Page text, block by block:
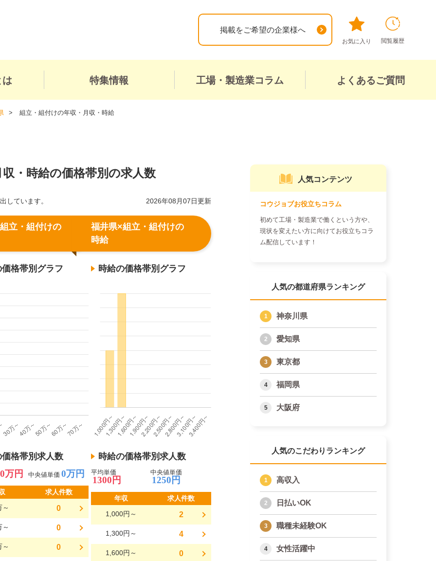
掲載をご希望の企業様へ
お気に入り 閲覧履歴
は 特集情報 工場・製造業コラム よくあるご質問
組立・組付けの年収・月収・時給
・時給の価格帯別の求人数
2026年08月07日更新
しています。
立・組付けの
格帯別グラフ
格帯別求人数
0万円 中央値単価 0万円
求人件数
～
0
～ 0
～ 0
福井県×組立・組付けの
時給
時給の価格帯別グラフ
時給の価格帯別求人数
平均単価
1300円
中央値単価
1250円
年収
求人件数
1,000円～
2
1,300円～ 4
1,600円～ 0
人気コンテンツ
コウジョブお役立ちコラム
初めて工場・製造業で働くという方や、
現状を変えたい方に向けてお役立ちコラ
ム配信しています！
人気の都道府県ランキング
神奈川県
愛知県
東京都
福岡県
大阪府
人気のこだわりランキング
高収入
日払いOK
職種未経験OK
女性活躍中